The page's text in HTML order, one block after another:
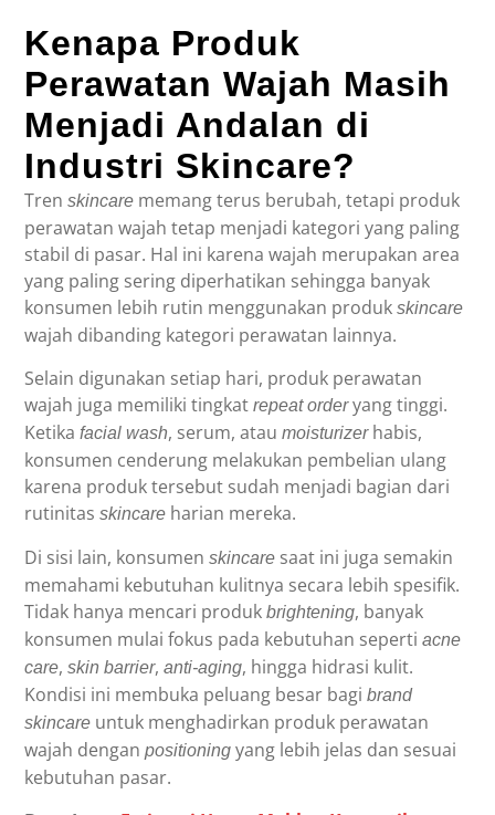
Kenapa Produk
Perawatan Wajah Masih
Menjadi Andalan di
Industri Skincare?
Trenskincare memang terus berubah, tetapi produk
perawatan wajah tetap menjadi kategori yang paling
stabil di pasar. Hal ini karena wajah merupakan area
yang paling sering diperhatikan sehingga banyak
konsumen lebih rutin menggunakan produkskincare
wajah dibanding kategori perawatan lainnya.
Selain digunakan setiap hari, produk perawatan
wajah juga memiliki tingkatrepeat orderyang tinggi.
Ketikafacial wash, serum, ataumoisturizerhabis,
konsumen cenderung melakukan pembelian ulang
karena produk tersebut sudah menjadi bagian dari
rutinitasskincare harian mereka.
Di sisi lain, konsumenskincare saat ini juga semakin
memahami kebutuhan kulitnya secara lebih spesifik.
Tidak hanya mencari produk brightening, banyak
konsumen mulai fokus pada kebutuhan sepertiacne
care,skin barrier,anti-aging, hingga hidrasi kulit.
Kondisi ini membuka peluang besar bagi brand
skincare untuk menghadirkan produk perawatan
wajah dengan positioningyang lebih jelas dan sesuai
kebutuhan pasar.